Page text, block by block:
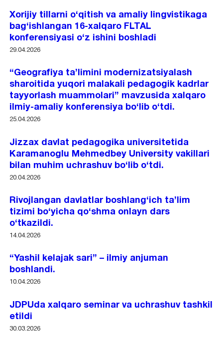
Xorijiy tillarni o‘qitish va amaliy lingvistikaga
bag‘ishlangan 16-xalqaro FLTAL
konferensiyasi o‘z ishini boshladi
29.04.2026
“Geografiya ta’limini modernizatsiyalash
sharoitida yuqori malakali pedagogik kadrlar
tayyorlash muammolari” mavzusida xalqaro
ilmiy-amaliy konferensiya bo‘lib o‘tdi.
25.04.2026
Jizzax davlat pedagogika universitetida
Karamanoglu Mehmedbey University vakillari
bilan muhim uchrashuv bo‘lib o‘tdi.
20.04.2026
Rivojlangan davlatlar boshlang‘ich ta’lim
tizimi bo‘yicha qo‘shma onlayn dars
o‘tkazildi.
14.04.2026
“Yashil kelajak sari” – ilmiy anjuman
boshlandi.
10.04.2026
JDPUda xalqaro seminar va uchrashuv tashkil
etildi
30.03.2026